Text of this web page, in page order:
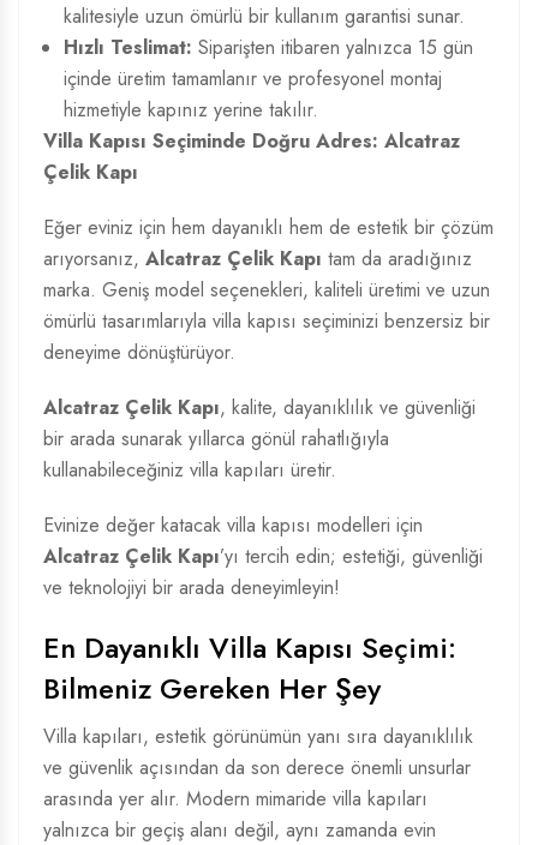
kalitesiyle uzun ömürlü bir kullanım garantisi sunar.
Hızlı Teslimat: Siparişten itibaren yalnızca 15 gün
içinde üretim tamamlanır ve profesyonel montaj
hizmetiyle kapınız yerine takılır.
Villa Kapısı Seçiminde Doğru Adres: Alcatraz
Çelik Kapı
Eğer eviniz için hem dayanıklı hem de estetik bir çözüm
arıyorsanız, Alcatraz Çelik Kapı tam da aradığınız
marka. Geniş model seçenekleri, kaliteli üretimi ve uzun
ömürlü tasarımlarıyla villa kapısı seçiminizi benzersiz bir
deneyime dönüştürüyor.
Alcatraz Çelik Kapı, kalite, dayanıklılık ve güvenliği
bir arada sunarak yıllarca gönül rahatlığıyla
kullanabileceğiniz villa kapıları üretir.
Evinize değer katacak villa kapısı modelleri için
Alcatraz Çelik Kapı’yı tercih edin; estetiği, güvenliği
ve teknolojiyi bir arada deneyimleyin!
En Dayanıklı Villa Kapısı Seçimi:
Bilmeniz Gereken Her Şey
Villa kapıları, estetik görünümün yanı sıra dayanıklılık
ve güvenlik açısından da son derece önemli unsurlar
arasında yer alır. Modern mimaride villa kapıları
yalnızca bir geçiş alanı değil, aynı zamanda evin